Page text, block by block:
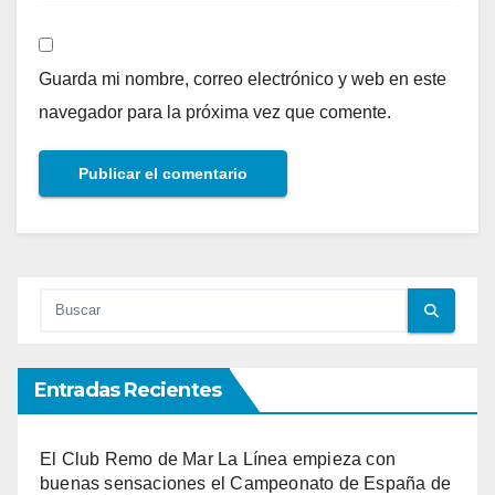
Guarda mi nombre, correo electrónico y web en este
navegador para la próxima vez que comente.
Entradas Recientes
El Club Remo de Mar La Línea empieza con
buenas sensaciones el Campeonato de España de